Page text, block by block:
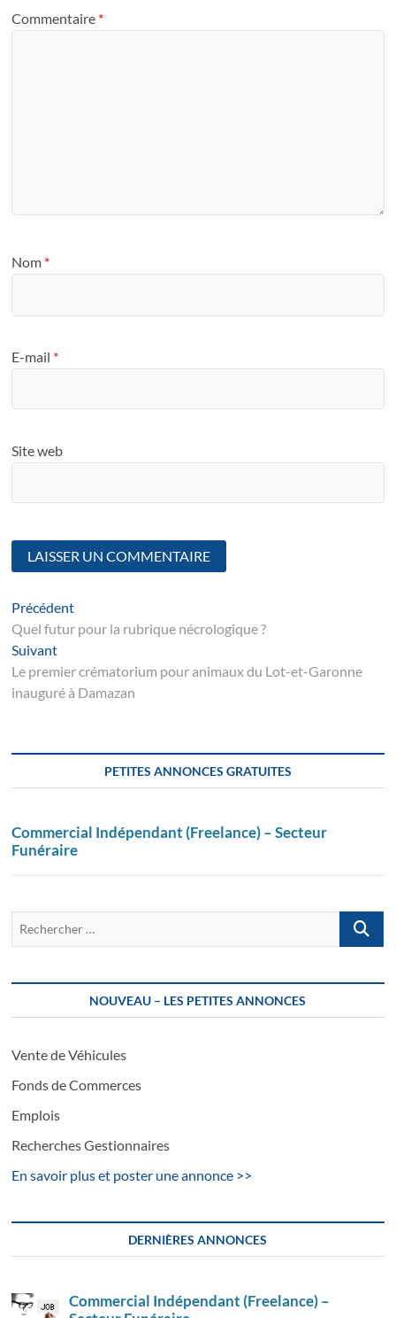
Commentaire *
Nom *
E-mail *
Site web
Navigation
de
l’article
PrécédentArticle
suivant
Quel futur pour la rubrique nécrologique ?
SuivantSuivant
post:
Le premier crématorium pour animaux du Lot-et-Garonne
inauguré à Damazan
PETITES ANNONCES GRATUITES
Commercial Indépendant (Freelance) – Secteur
Funéraire
…
NOUVEAU – LES PETITES ANNONCES
Vente de Véhicules
Fonds de Commerces
Emplois
Recherches Gestionnaires
En savoir plus et poster une annonce >>
DERNIÈRES ANNONCES
Commercial Indépendant (Freelance) –